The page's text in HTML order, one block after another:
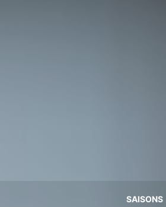
SAISONS